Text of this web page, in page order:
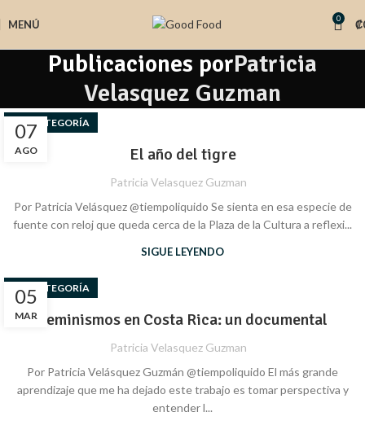
MENÚ 0 ₡
Publicaciones porPatricia
Velasquez Guzman
07
AGO
SIN CATEGORÍA
El año del tigre
Patricia Velasquez Guzman
Por Patricia Velásquez @tiempoliquido Se sienta en esa especie de
fuente con reloj que queda cerca de la Plaza de la Cultura a reflexi...
SIGUE LEYENDO
05
MAR
SIN CATEGORÍA
Feminismos en Costa Rica: un documental
Patricia Velasquez Guzman
Por Patricia Velásquez Guzmán @tiempoliquido El más grande
aprendizaje que me ha dejado este trabajo es tomar perspectiva y
entender l...